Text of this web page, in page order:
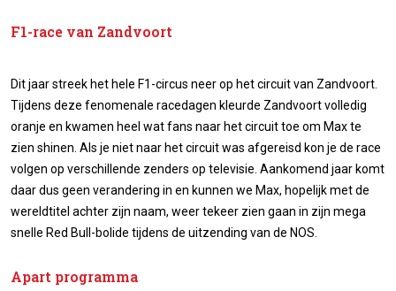
F1-race van Zandvoort
Dit jaar streek het hele F1-circus neer op het circuit van Zandvoort.
Tijdens deze fenomenale racedagen kleurde Zandvoort volledig
oranje en kwamen heel wat fans naar het circuit toe om Max te
zien shinen. Als je niet naar het circuit was afgereisd kon je de race
volgen op verschillende zenders op televisie. Aankomend jaar komt
daar dus geen verandering in en kunnen we Max, hopelijk met de
wereldtitel achter zijn naam, weer tekeer zien gaan in zijn mega
snelle Red Bull-bolide tijdens de uitzending van de NOS.
Apart programma